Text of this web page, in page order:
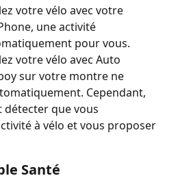
votre vélo avec votre
une activité
pour vous.
votre vélo avec Auto
sur votre montre ne
Cependant,
que vous
à vélo et vous proposer
Santé